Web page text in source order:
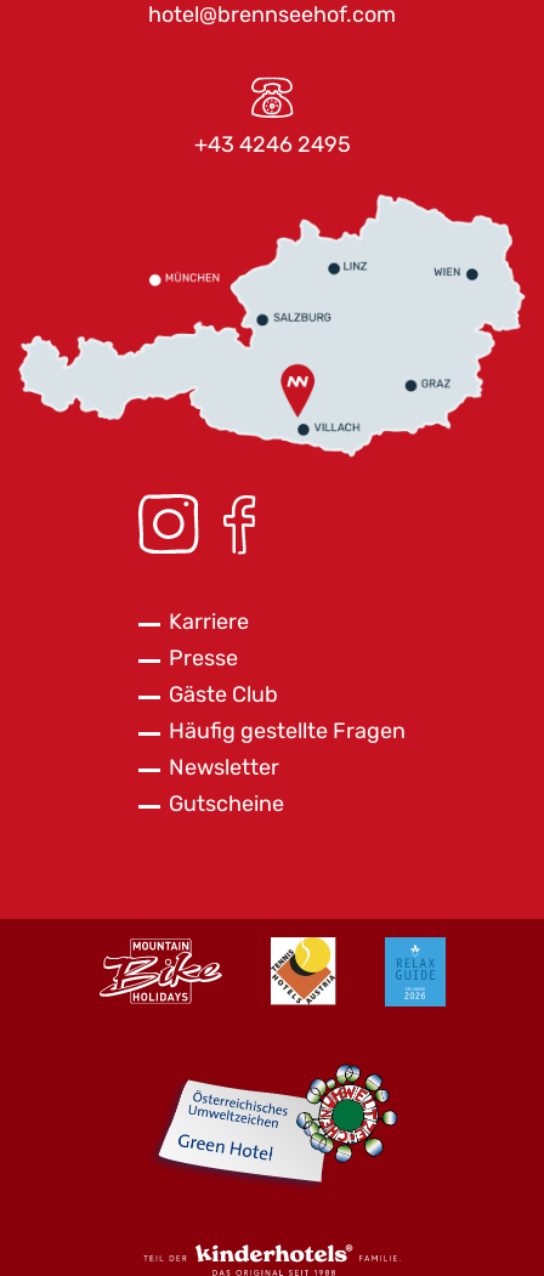
hotel@brennseehof.com
+43 4246 2495
Karriere
Presse
Gäste Club
Häufig gestellte Fragen
Newsletter
Gutscheine